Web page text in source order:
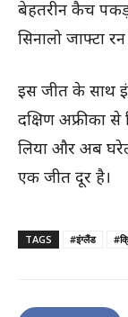
बेहतरीन कैच
सिनालो जाफ्टा
इस जीत के साथ
दक्षिण अफ्रीका से
लिया और अब
एक जीत दूर है।
TAGS #इंग्लैंड